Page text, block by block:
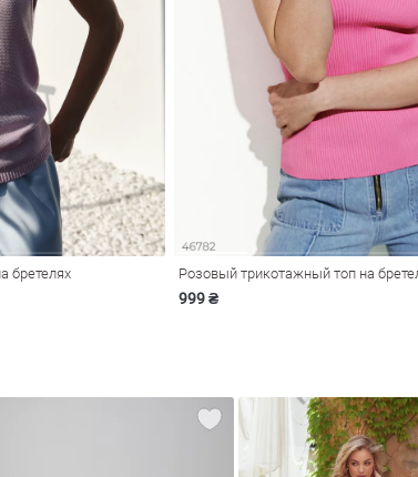
бретелях Розовый трикотажный топ на
999 ₴